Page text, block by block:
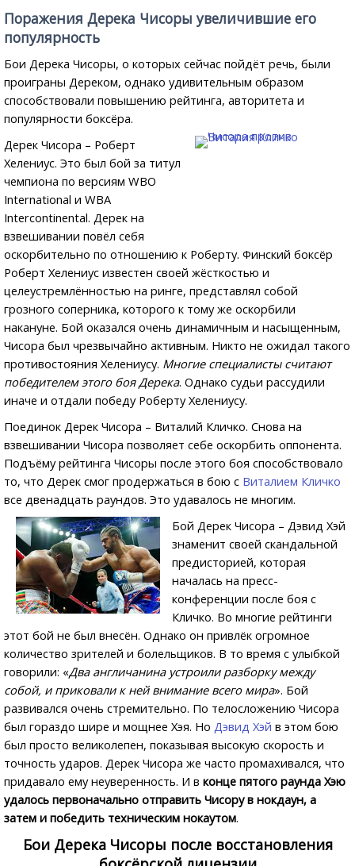
Поражения Дерека Чисоры увеличившие его
популярность
Бои Дерека Чисоры, о которых сейчас пойдёт речь, были
проиграны Дереком, однако удивительным образом
способствовали повышению рейтинга, авторитета и
популярности боксёра.
Дерек Чисора – Роберт
Хелениус. Это был бой за титул
чемпиона по версиям WBO
International и WBA
Intercontinental. Дерек на
взвешивании повёл себя
оскорбительно по отношению к Роберту. Финский боксёр
Роберт Хелениус известен своей жёсткостью и
целеустремлённостью на ринге, представлял собой
грозного соперника, которого к тому же оскорбили
накануне. Бой оказался очень динамичным и насыщенным,
Чисора был чрезвычайно активным. Никто не ожидал такого
противостояния Хелениусу. Многие специалисты считают
победителем этого боя Дерека. Однако судьи рассудили
иначе и отдали победу Роберту Хелениусу.
Поединок Дерек Чисора – Виталий Кличко. Снова на
взвешивании Чисора позволяет себе оскорбить оппонента.
Подъёму рейтинга Чисоры после этого боя способствовало
то, что Дерек смог продержаться в бою с Виталием Кличко
все двенадцать раундов. Это удавалось не многим.
Бой Дерек Чисора – Дэвид Хэй
знаменит своей скандальной
предисторией, которая
началась на пресс-
конференции после боя с
Кличко. Во многие рейтинги
этот бой не был внесён. Однако он привлёк огромное
количество зрителей и болельщиков. В то время с улыбкой
говорили: «Два англичанина устроили разборку между
собой, и приковали к ней внимание всего мира». Бой
развивался очень стремительно. По телосложению Чисора
был гораздо шире и мощнее Хэя. Но Дэвид Хэй в этом бою
был просто великолепен, показывая высокую скорость и
точность ударов. Дерек Чисора же часто промахивался, что
придавало ему неуверенность. И в конце пятого раунда Хэю
удалось первоначально отправить Чисору в нокдаун, а
затем и победить техническим нокаутом.
Бои Дерека Чисоры после восстановления